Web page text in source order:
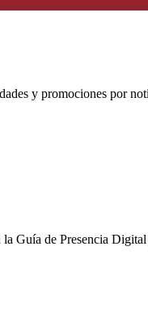
y promociones por
la Guía de Presencia